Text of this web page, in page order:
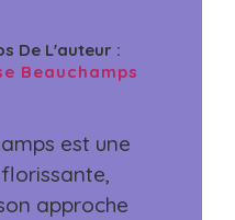
De L'auteur :
Beauchamps
est une
approche